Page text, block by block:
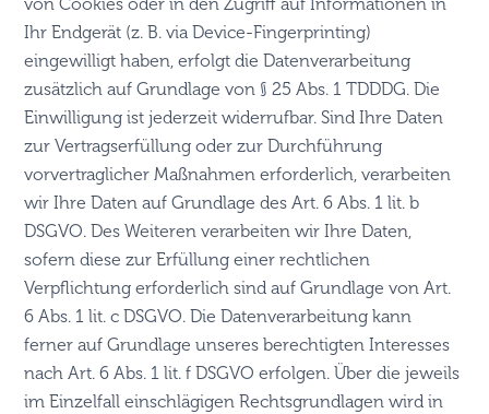
Ihr Endgerät (z. B. via Device-Fingerprinting)
eingewilligt haben, erfolgt die Datenverarbeitung
zusätzlich auf Grundlage von § 25 Abs. 1 TDDDG. Die
Einwilligung ist jederzeit widerrufbar. Sind Ihre Daten
zur Vertragserfüllung oder zur Durchführung
vorvertraglicher Maßnahmen erforderlich, verarbeiten
wir Ihre Daten auf Grundlage des Art. 6 Abs. 1 lit. b
DSGVO. Des Weiteren verarbeiten wir Ihre Daten,
sofern diese zur Erfüllung einer rechtlichen
Verpflichtung erforderlich sind auf Grundlage von Art.
6 Abs. 1 lit. c DSGVO. Die Datenverarbeitung kann
ferner auf Grundlage unseres berechtigten Interesses
nach Art. 6 Abs. 1 lit. f DSGVO erfolgen. Über die jeweils
im Einzelfall einschlägigen Rechtsgrundlagen wird in